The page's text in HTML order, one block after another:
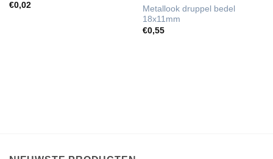
€0,02
Metallook druppel bedel
18x11mm
€0,55